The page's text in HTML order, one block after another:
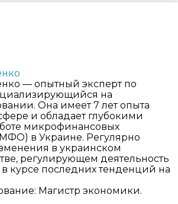
— опытный эксперт по
на
Она имеет 7 лет опыта
и обладает глубокими
микрофинансовых
в Украине. Регулярно
в украинском
регулирующем деятельность
курсе последних тенденций на
Магистр экономики.